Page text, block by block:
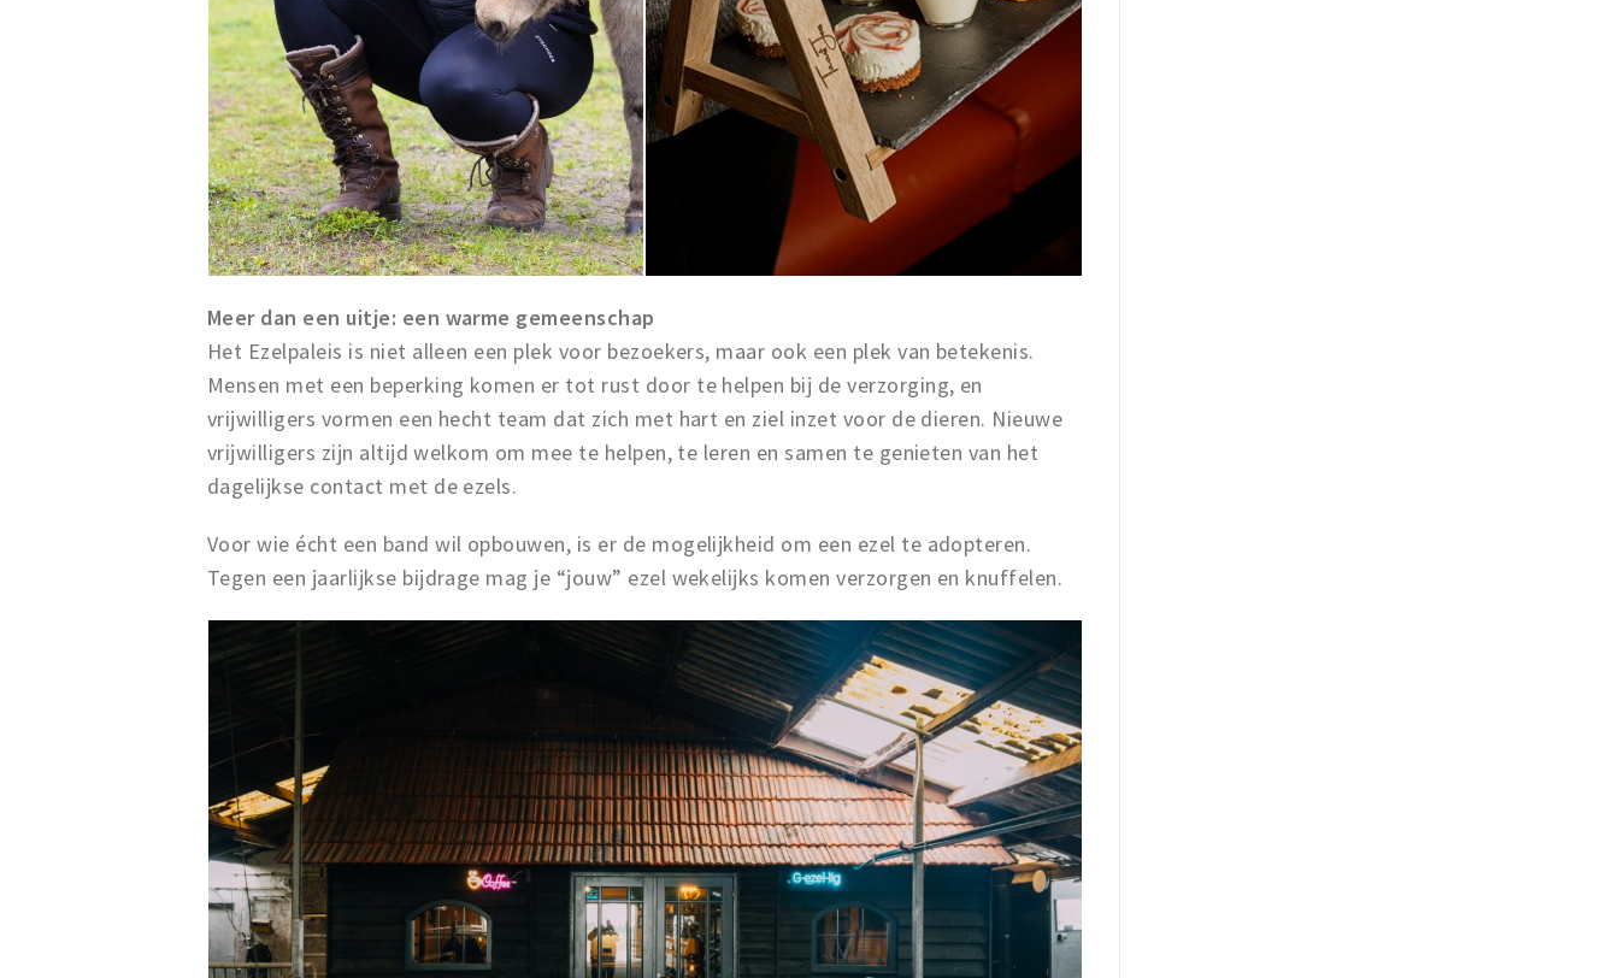
Meer dan een uitje: een warme gemeenschap
Het Ezelpaleis is niet alleen een plek voor bezoekers, maar ook een plek van betekenis.
Mensen met een beperking komen er tot rust door te helpen bij de verzorging, en
vrijwilligers vormen een hecht team dat zich met hart en ziel inzet voor de dieren. Nieuwe
vrijwilligers zijn altijd welkom om mee te helpen, te leren en samen te genieten van het
dagelijkse contact met de ezels.
Voor wie écht een band wil opbouwen, is er de mogelijkheid om een ezel te adopteren.
Tegen een jaarlijkse bijdrage mag je “jouw” ezel wekelijks komen verzorgen en knuffelen.